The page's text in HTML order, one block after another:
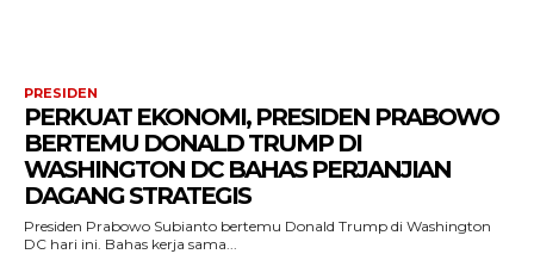
PRESIDEN
PERKUAT EKONOMI, PRESIDEN PRABOWO
BERTEMU DONALD TRUMP DI
WASHINGTON DC BAHAS PERJANJIAN
DAGANG STRATEGIS
Presiden Prabowo Subianto bertemu Donald Trump di Washington
DC hari ini. Bahas kerja sama...